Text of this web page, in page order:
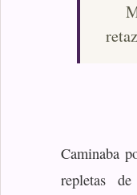
Caminaba
repletas